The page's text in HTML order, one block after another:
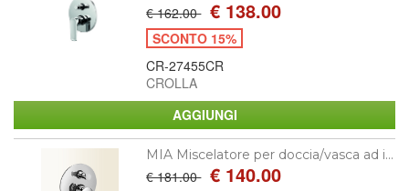
€ 162.00 € 138.00
SCONTO 15%
CR-27455CR
CROLLA
MIA Miscelatore per doccia/vasca ad i...
€ 181.00 € 140.00